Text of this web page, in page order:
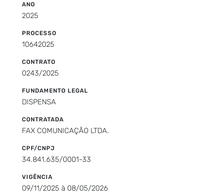
ANO
2025
PROCESSO
10642025
CONTRATO
0243/2025
FUNDAMENTO LEGAL
DISPENSA
CONTRATADA
FAX COMUNICAÇÃO LTDA.
CPF/CNPJ
34.841.635/0001-33
VIGÊNCIA
09/11/2025 à 08/05/2026